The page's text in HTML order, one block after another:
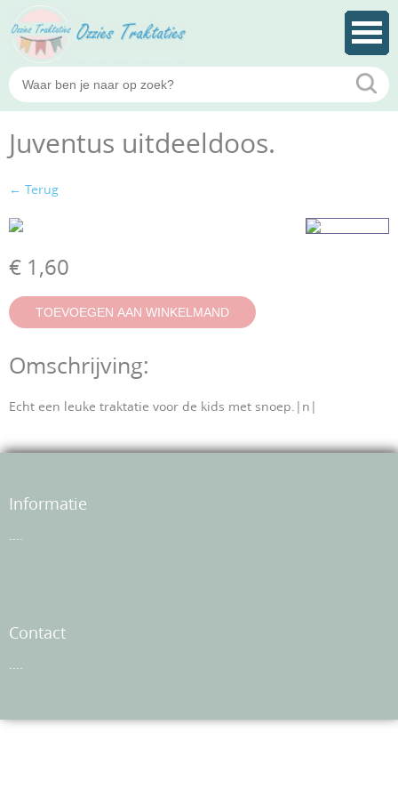
Juventus uitdeeldoos.
← Terug
€ 1,60
Omschrijving:
Echt een leuke traktatie voor de kids met snoep.|n|
Informatie
....
Contact
....